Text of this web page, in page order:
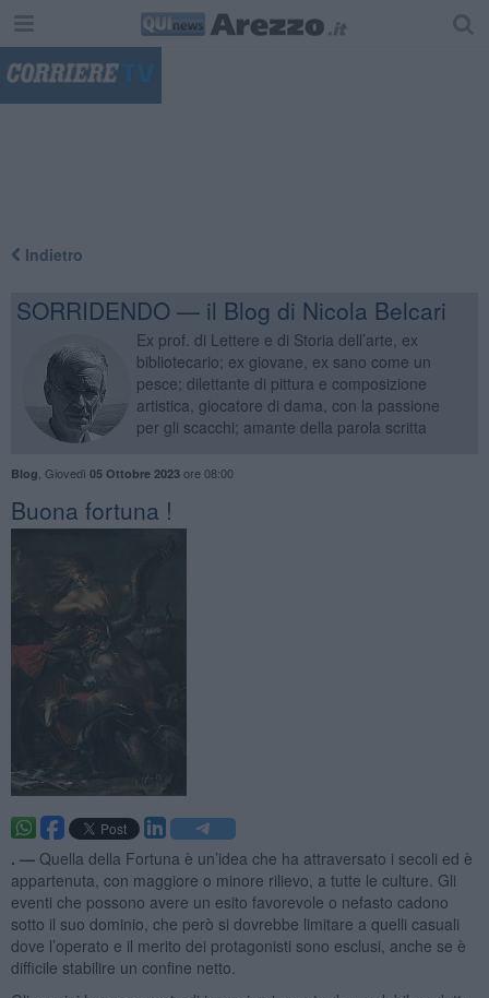
Indietro
SORRIDENDO — il Blog di Nicola Belcari
Ex prof. di Lettere e di Storia dell’arte, ex
bibliotecario; ex giovane, ex sano come un
pesce; dilettante di pittura e composizione
artistica, giocatore di dama, con la passione
per gli scacchi; amante della parola scritta
Blog Giovedì 05 Ottobre 2023ore 08:00
Buona fortuna !
. — Quella della Fortuna è un’idea che ha attraversato i secoli ed è
appartenuta, con maggiore o minore rilievo, a tutte le culture. Gli
eventi che possono avere un esito favorevole o nefasto cadono
sotto il suo dominio, che però si dovrebbe limitare a quelli casuali
dove l’operato e il merito dei protagonisti sono esclusi, anche se è
difficile stabilire un confine netto.